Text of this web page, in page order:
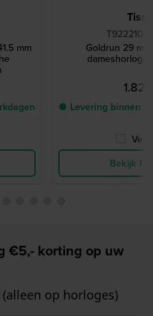
mm
Goldrun 29
dameshorloge
● Levering binnen 2
Bekijk
€5,- korting op uw
op horloges)